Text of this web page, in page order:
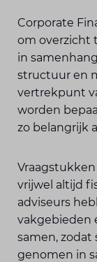
Corporate
om overzicht
in
structuur en
vertrekpunt
worden
zo belangrijk
vrijwel altijd
adviseurs
vakgebieden
samen,
genomen in